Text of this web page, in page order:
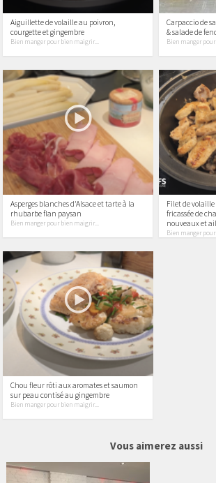
Aiguillette de volaille au poivron,
courgette et gingembre
Bien manger pour bien maigrir...
Carpaccio de
& salade de
Bien manger
Asperges blanches d'Alsace et tarte à la
rhubarbe flan paysan
Bien manger pour bien maigrir...
Filet de
fricassée de
nouveaux et ail
Bien manger
Chou fleur rôti aux aromates et saumon
sur peau contisé au gingembre
Bien manger pour bien maigrir...
Vous aimerez aussi